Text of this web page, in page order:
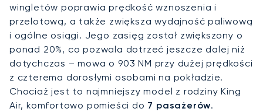
wingletów poprawia prędkość wznoszenia i
przelotową, a także zwiększa wydajność paliwową
i ogólne osiągi. Jego zasięg został zwiększony o
ponad 20%, co pozwala dotrzeć jeszcze dalej niż
dotychczas – mowa o 903 NM przy dużej prędkości
z czterema dorosłymi osobami na pokładzie.
Chociaż jest to najmniejszy model z rodziny King
Air, komfortowo pomieści do 7 pasażerów.